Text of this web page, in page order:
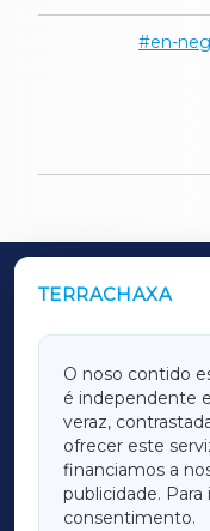
en-
TERRACHAXA
O noso contido
é independente
veraz,
ofrecer este
financiamos a
publicidade.
consentimento.
OUTROS